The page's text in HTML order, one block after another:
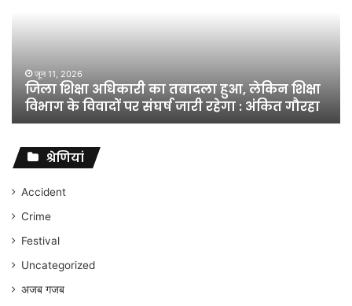
शिक्षा
विभाग
विवादों
संघर्ष
जारी
रहेगा
अंकित
गौरहा
जून 11, 2026
जिला शिक्षा अधिकारी का तबादला हुआ, लेकिन शिक्षा
विभाग के विवादों पर संघर्ष जारी रहेगा : अंकित गौरहा
श्रेणियां
Accident
Crime
Festival
Uncategorized
अजब गजब